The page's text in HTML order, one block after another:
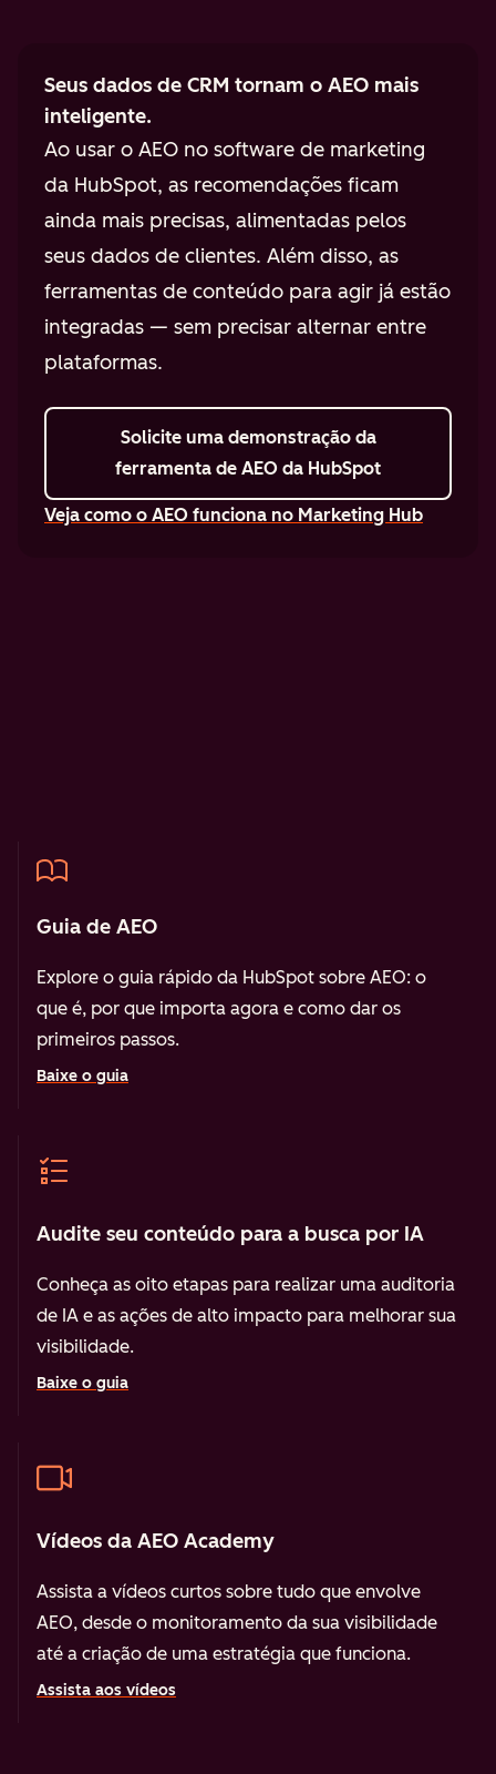
Seus dados de CRM tornam o AEO mais
inteligente.
Ao usar o AEO no software de marketing
da HubSpot, as recomendações ficam
ainda mais precisas, alimentadas pelos
seus dados de clientes. Além disso, as
ferramentas de conteúdo para agir já estão
integradas — sem precisar alternar entre
plataformas.
Solicite uma demonstração da
ferramenta de AEO da HubSpot
Veja como o AEO funciona no Marketing Hub
Guia de AEO
Explore o guia rápido da HubSpot sobre AEO: o
que é, por que importa agora e como dar os
primeiros passos.
Baixe o guia
Audite seu conteúdo para a busca por IA
Conheça as oito etapas para realizar uma auditoria
de IA e as ações de alto impacto para melhorar sua
visibilidade.
Baixe o guia
Vídeos da AEO Academy
Assista a vídeos curtos sobre tudo que envolve
AEO, desde o monitoramento da sua visibilidade
até a criação de uma estratégia que funciona.
Assista aos vídeos